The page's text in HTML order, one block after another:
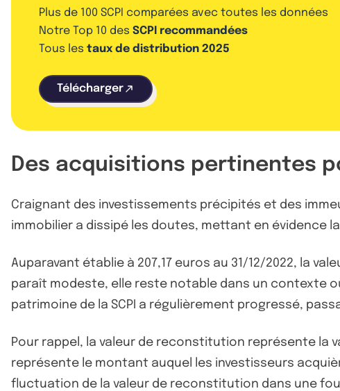
Plus de 100 SCPI comparées avec toutes les données
Notre Top 10 des SCPI recommandées
Tous les taux de distribution 2025
Télécharger
Des acquisitions pertinentes
Craignant des investissements précipités et des
immobilier a dissipé les doutes, mettant en évidence
Auparavant établie à 207,17 euros au 31/12/2022, la
paraît modeste, elle reste notable dans un contexte
patrimoine de la SCPI a régulièrement progressé,
Pour rappel, la valeur de reconstitution représente la
représente le montant auquel les investisseurs
fluctuation de la valeur de reconstitution dans une